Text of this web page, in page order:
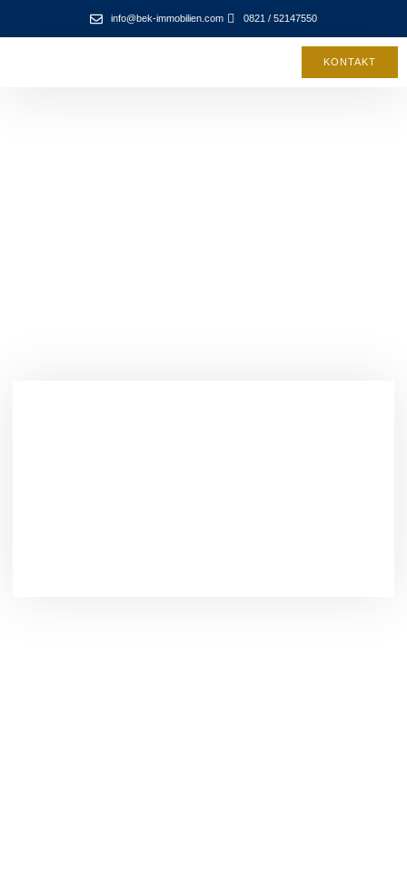
info@bek-immobilien.com 0821 / 52147550
KONTAKT